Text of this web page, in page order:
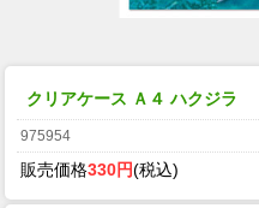
クリアケース Ａ４ ハクジラ
975954
販売価格330円(税込)